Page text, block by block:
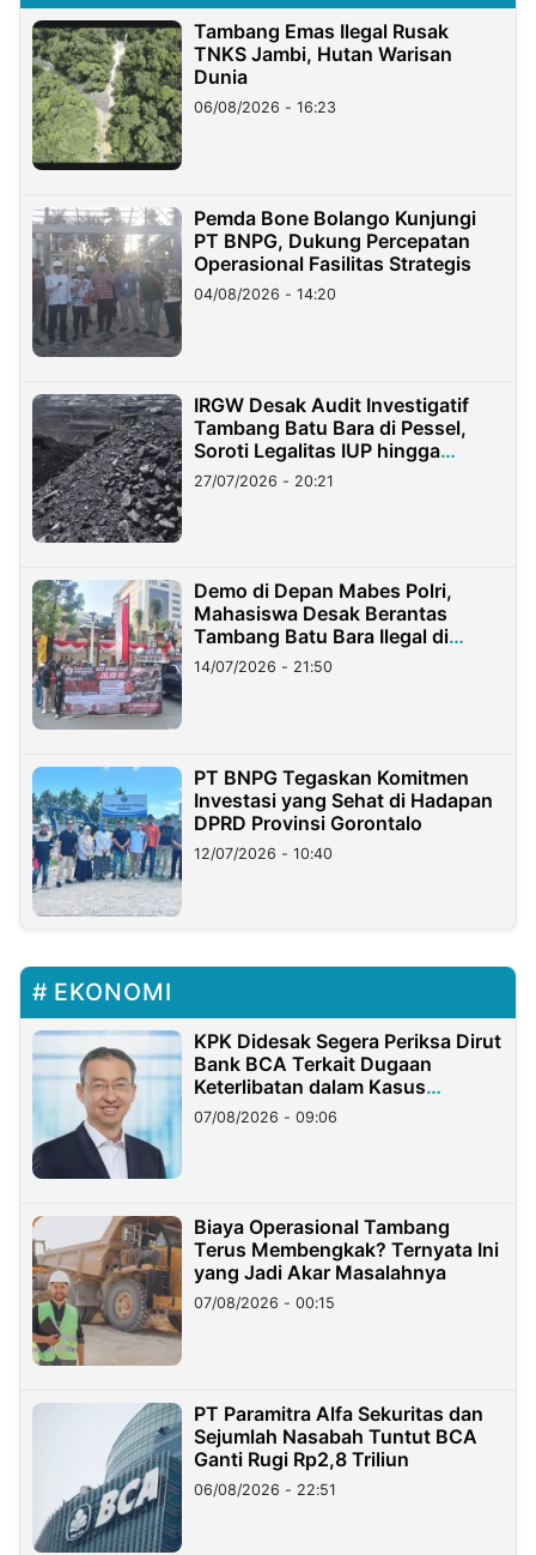
Tambang Emas Ilegal Rusak
TNKS Jambi, Hutan Warisan
Dunia
06/08/2026 - 16:23
Pemda Bone Bolango Kunjungi
PT BNPG, Dukung Percepatan
Operasional Fasilitas Strategis
04/08/2026 - 14:20
IRGW Desak Audit Investigatif
Tambang Batu Bara di Pessel,
Soroti Legalitas IUP hingga
Stockpile
27/07/2026 - 20:21
Demo di Depan Mabes Polri,
Mahasiswa Desak Berantas
Tambang Batu Bara Ilegal di
Lampung
14/07/2026 - 21:50
PT BNPG Tegaskan Komitmen
Investasi yang Sehat di Hadapan
DPRD Provinsi Gorontalo
12/07/2026 - 10:40
EKONOMI
KPK Didesak Segera Periksa Dirut
Bank BCA Terkait Dugaan
Keterlibatan dalam Kasus
Hilangnya Dana Nasabah Rp2,58
Miliar
07/08/2026 - 09:06
Biaya Operasional Tambang
Terus Membengkak? Ternyata Ini
yang Jadi Akar Masalahnya
07/08/2026 - 00:15
PT Paramitra Alfa Sekuritas dan
Sejumlah Nasabah Tuntut BCA
Ganti Rugi Rp2,8 Triliun
06/08/2026 - 22:51